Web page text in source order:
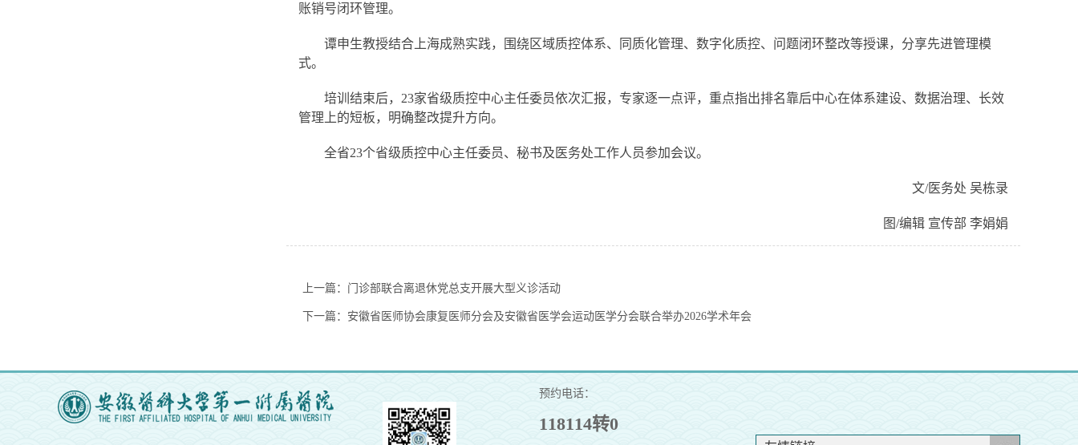
账销号闭环管理。
谭申生教授结合上海成熟实践，围绕区域质控体系、同质化管理、数字化质控、问题闭环整改等授课，分享先进管理模
式。
培训结束后，23家省级质控中心主任委员依次汇报，专家逐一点评，重点指出排名靠后中心在体系建设、数据治理、长效
管理上的短板，明确整改提升方向。
全省23个省级质控中心主任委员、秘书及医务处工作人员参加会议。
文/医务处 吴栋录
图/编辑 宣传部 李娟娟
上一篇：门诊部联合离退休党总支开展大型义诊活动
下一篇：安徽省医师协会康复医师分会及安徽省医学会运动医学分会联合举办2026学术年会
预约电话：
118114转0